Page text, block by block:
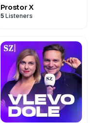
Prostor X
5 Listeners